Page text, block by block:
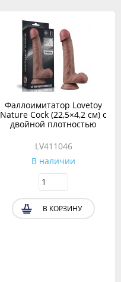
Фаллоимитатор Lovetoy
Nature Cock (22,5×4,2 см) с
двойной плотностью
LV411046
В наличии
В КОРЗИНУ